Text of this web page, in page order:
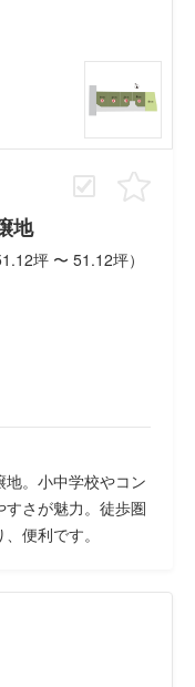
地
坪 〜 51.12坪）
。小中学校やコン
さが魅力。徒歩圏
便利です。